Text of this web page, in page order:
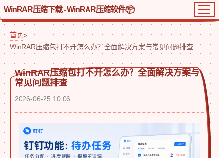
WinRAR压缩下载 - WinRAR压缩软件
首页>
WinRAR压缩包打不开怎么办？全面解决方案与常见问题排查
WinRAR压缩包打不开怎么办？全面解决方案与
常见问题排查
2026-06-25 10:06